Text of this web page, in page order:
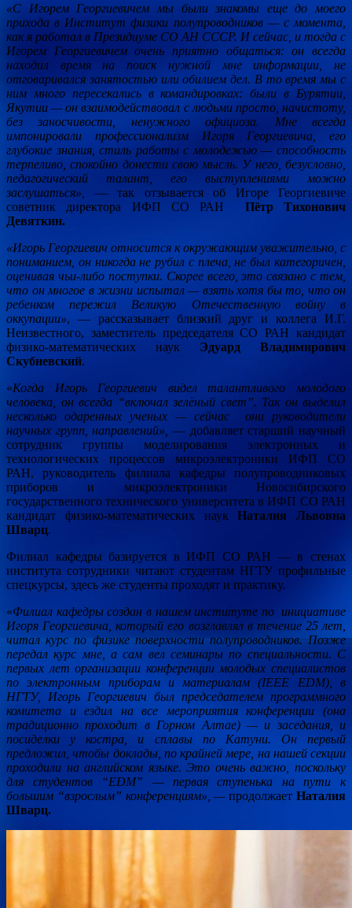
«С Игорем Георгиевичем мы были знакомы еще до моего
прихода в Институт физики полупроводников — с момента,
как я работал в Президиуме СО АН СССР. И сейчас, и тогда с
Игорем Георгиевичем очень приятно общаться: он всегда
находил время на поиск нужной мне информации, не
отговаривался занятостью или обилием дел. В то время мы с
ним много пересекались в командировках: были в Бурятии,
Якутии — он взаимодействовал с людьми просто, начистоту,
без заносчивости, ненужного официоза. Мне всегда
импонировали профессионализм Игоря Георгиевича, его
глубокие знания, стиль работы с молодежью — способность
терпеливо, спокойно донести свою мысль. У него, безусловно,
педагогический талант, его выступлениями можно
заслушаться»,
— так отзывается об Игоре Георгиевиче
советник директора ИФП СО РАН
Пётр Тихонович
Девяткин.
«Игорь Георгиевич относится к окружающим уважительно, с
пониманием, он никогда не рубил с плеча, не был категоричен,
оценивая чьи-либо поступки. Скорее всего, это связано с тем,
что он многое в жизни испытал — взять хотя бы то, что он
ребенком пережил Великую Отечественную войну в
оккупации», — рассказывает близкий друг и коллега И.Г.
Неизвестного, заместитель председателя СО РАН кандидат
физико-математических наук Эдуард Владимирович
Скубневский.
«Когда Игорь Георгиевич видел талантливого молодого
человека, он всегда “включал зелёный свет”. Так он выделил
несколько одаренных ученых — сейчас они руководители
научных групп, направлений»,
— добавляет старший научный
сотрудник группы моделирования электронных и
технологических процессов микроэлектроники ИФП СО
РАН, руководитель филиала кафедры полупроводниковых
приборов и микроэлектроники Новосибирского
государственного технического университета в ИФП СО РАН
кандидат физико-математических наукНаталия Львовна
Шварц.
Филиал кафедры базируется в ИФП СО РАН — в стенах
института сотрудники читают студентам НГТУ профильные
спецкурсы, здесь же студенты проходят и практику.
«Филиал кафедры создан в нашем институте по инициативе
Игоря Георгиевича, который его возглавлял в течение 25 лет,
читал курс по физике поверхности полупроводников. Позже
передал курс мне, а сам вел семинары по специальности. С
первых лет организации конференции молодых специалистов
по электронным приборам и материалам (IEEE EDM),в
НГТУ, Игорь Георгиевич был председателем программного
комитета и ездил на все мероприятия конференции (она
традиционно проходит в Горном Алтае) — и заседания, и
посиделки у костра, и сплавы по Катуни. Он первый
предложил, чтобы доклады, по крайней мере, на нашей секции
проходили на английском языке. Это очень важно, поскольку
для студентов “EDM” — первая ступенька на пути к
большим “взрослым” конференциям», —продолжаетНаталия
Шварц.